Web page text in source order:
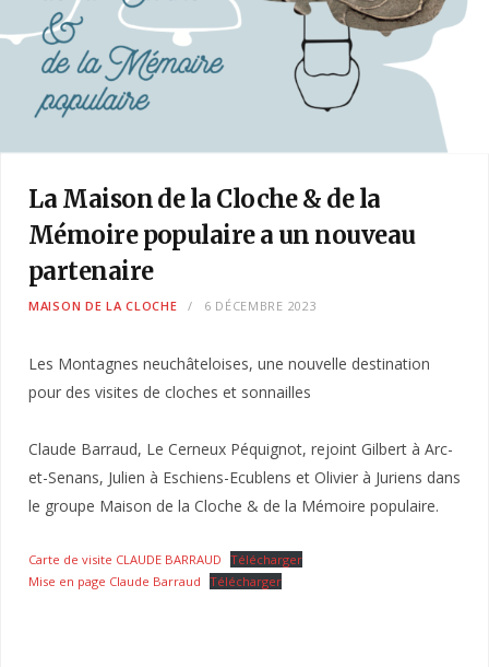
m
La Maison de la Cloche & de la
Mémoire populaire a un nouveau
partenaire
MAISON DE LA CLOCHE 6 DÉCEMBRE 2023
Les Montagnes neuchâteloises, une nouvelle destination
pour des visites de cloches et sonnailles
Claude Barraud, Le Cerneux Péquignot, rejoint Gilbert à Arc-
et-Senans, Julien à Eschiens-Ecublens et Olivier à Juriens dans
le groupe Maison de la Cloche & de la Mémoire populaire.
Carte de visite CLAUDE BARRAUD
Télécharger
Mise en page Claude Barraud
Télécharger